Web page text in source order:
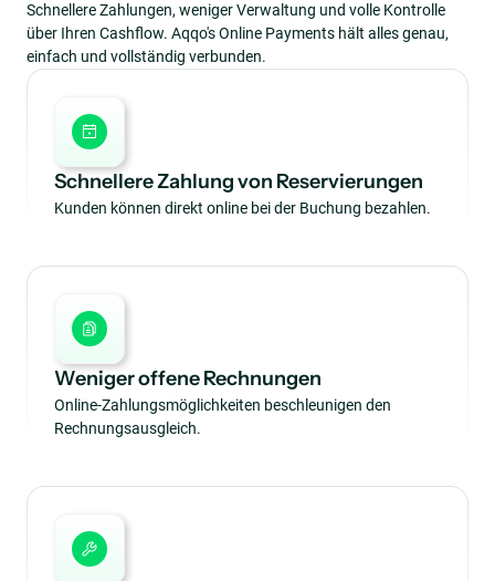
Schnellere Zahlungen, weniger Verwaltung und volle Kontrolle
über Ihren Cashflow. Aqqo's Online Payments hält alles genau,
einfach und vollständig verbunden.
Schnellere Zahlung von Reservierungen
Kunden können direkt online bei der Buchung bezahlen.
Weniger offene Rechnungen
Online-Zahlungsmöglichkeiten beschleunigen den
Rechnungsausgleich.